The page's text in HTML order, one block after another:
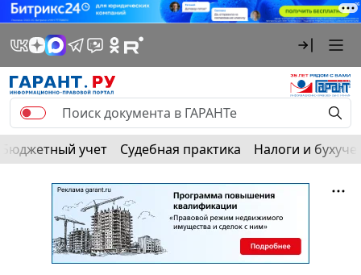
Бюджетный учет Судебная практика Налоги и